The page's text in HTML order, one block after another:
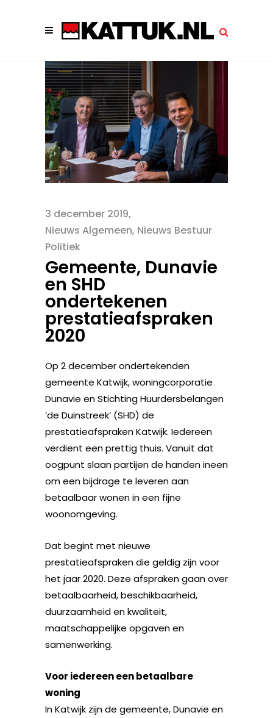
3 december 2019
Nieuws Algemeen, Nieuws Bestuur
Politiek
Gemeente, Dunavie
en SHD
ondertekenen
prestatieafspraken
2020
Op 2 december ondertekenden
gemeente Katwijk, woningcorporatie
Dunavie en Stichting Huurdersbelangen
‘de Duinstreek’ (SHD) de
prestatieafspraken Katwijk. Iedereen
verdient een prettig thuis. Vanuit dat
oogpunt slaan partijen de handen ineen
om een bijdrage te leveren aan
betaalbaar wonen in een fijne
woonomgeving.
Dat begint met nieuwe
prestatieafspraken die geldig zijn voor
het jaar 2020. Deze afspraken gaan over
betaalbaarheid, beschikbaarheid,
duurzaamheid en kwaliteit,
maatschappelijke opgaven en
samenwerking.
Voor iedereen een betaalbare
woning
In Katwijk zijn de gemeente, Dunavie en